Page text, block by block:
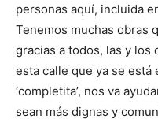
personas aquí, incluida
Tenemos muchas obras
gracias a todos, las y los
esta calle que ya se está
‘completita’, nos va
sean más dignas y